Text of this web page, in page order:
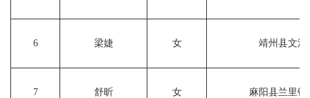
6 梁婕 女 靖州县文溪
7 舒昕 女 麻阳县兰里